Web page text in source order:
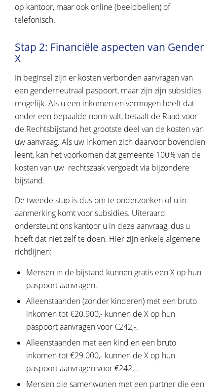
op kantoor, maar ook online (beeldbellen) of
telefonisch.
Stap 2: Financiële aspecten van Gender
X
In beginsel zijn er kosten verbonden aanvragen van
een genderneutraal paspoort, maar zijn zijn subsidies
mogelijk. Als u een inkomen en vermogen heeft dat
onder een bepaalde norm valt, betaalt de Raad voor
de Rechtsbijstand het grootste deel van de kosten van
uw aanvraag. Als uw inkomen zich daarvoor bovendien
leent, kan het voorkomen dat gemeente 100% van de
kosten van uw rechtszaak vergoedt via bijzondere
bijstand.
De tweede stap is dus om te onderzoeken of u in
aanmerking komt voor subsidies. Uiteraard
ondersteunt ons kantoor u in deze aanvraag, dus u
hoeft dat niet zelf te doen. Hier zijn enkele algemene
richtlijnen:
Mensen in de bijstand kunnen gratis een X op hun
paspoort aanvragen.
Alleenstaanden (zonder kinderen) met een bruto
inkomen tot €20.900,- kunnen de X op hun
paspoort aanvragen voor €242,-.
Alleenstaanden met een kind en een bruto
inkomen tot €29.000,- kunnen de X op hun
paspoort aanvragen voor €242,-.
Mensen die samenwonen met een partner die een